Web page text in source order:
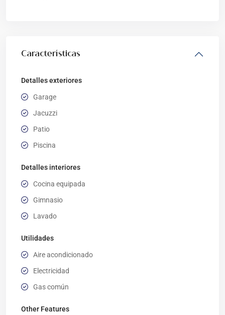
Características
Detalles exteriores
Garage
Jacuzzi
Patio
Piscina
Detalles interiores
Cocina equipada
Gimnasio
Lavado
Utilidades
Aire acondicionado
Electricidad
Gas común
Other Features